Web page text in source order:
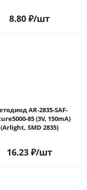
8.80 ₽/шт
AR-2835-SAF-
85 (3V, 150mA)
(Arlight, SMD 2835)
16.23 ₽/шт